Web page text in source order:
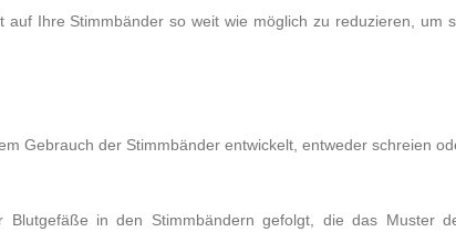
Ihre Stimmbänder so weit wie möglich zu reduzieren, um
Gebrauch der Stimmbänder entwickelt, entweder schreien
Blutgefäße in den Stimmbändern gefolgt, die das Muster